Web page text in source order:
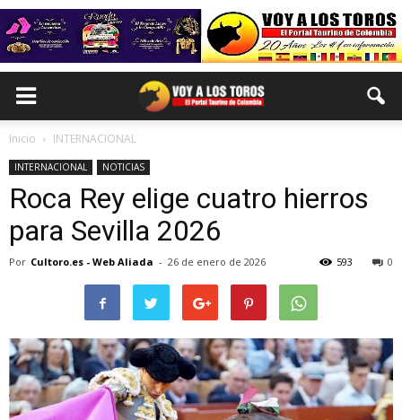
Inicio INTERNACIONAL
INTERNACIONAL NOTICIAS
Roca Rey elige cuatro hierros
para Sevilla 2026
Por Cultoro.es - Web Aliada - 26 de enero de 2026 0
593